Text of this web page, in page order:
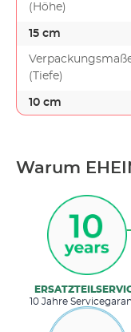
(Höhe)
15 cm
(Tiefe)
10 cm
Warum
10 Jahre